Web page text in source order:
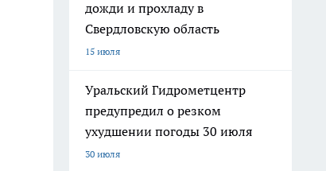
дожди и прохладу в
Свердловскую область
15 июля
Уральский Гидрометцентр
предупредил о резком
ухудшении погоды 30 июля
30 июля